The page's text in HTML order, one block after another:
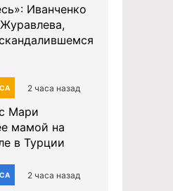
Иванченко
2 часа назад
Мари
мамой на
в Турции
2 часа назад